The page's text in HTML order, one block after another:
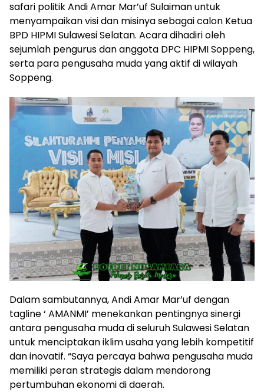
safari politik Andi Amar Mar’uf Sulaiman untuk
menyampaikan visi dan misinya sebagai calon Ketua
BPD HIPMI Sulawesi Selatan. Acara dihadiri oleh
sejumlah pengurus dan anggota DPC HIPMI Soppeng,
serta para pengusaha muda yang aktif di wilayah
Soppeng.
Dalam sambutannya, Andi Amar Mar’uf dengan
tagline ‘ AMANMI’ menekankan pentingnya sinergi
antara pengusaha muda di seluruh Sulawesi Selatan
untuk menciptakan iklim usaha yang lebih kompetitif
dan inovatif. “Saya percaya bahwa pengusaha muda
memiliki peran strategis dalam mendorong
pertumbuhan ekonomi di daerah.